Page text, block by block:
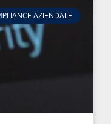
AZIENDALE